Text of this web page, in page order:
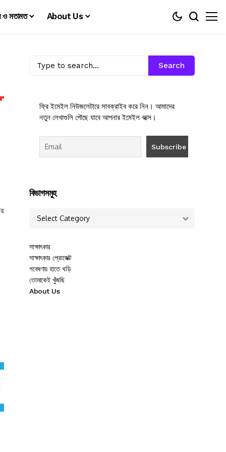
ও মতামত About Us
Search
ফ্রি ইমেইল নিউজলেটারে সাবক্রাইব করে নিন। আমাদের
নতুন লেখাগুলি পৌছে যাবে আপনার ইমেইল বক্সে।
বিভাগসমুহ
সাক্ষাৎকার
সাক্ষাৎকার প্রোজেক্ট
গবেষণায় হাতে খড়ি
তোমাকেই খুঁজছি
About Us